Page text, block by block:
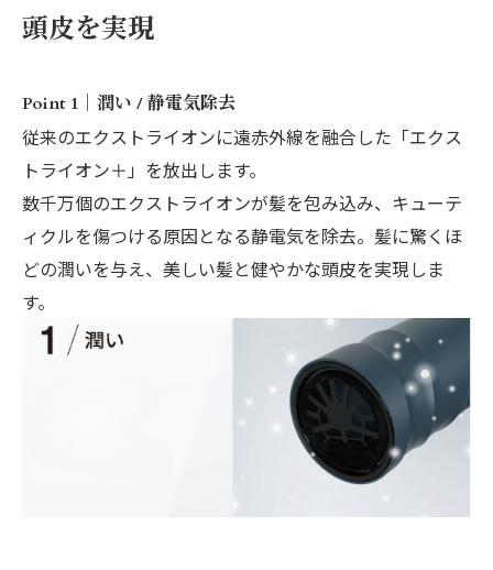
頭皮を実現
Point 1｜潤い / 静電気除去
従来のエクストライオンに遠赤外線を融合した「エクス
トライオン＋」を放出します。
数千万個のエクストライオンが髪を包み込み、キューテ
ィクルを傷つける原因となる静電気を除去。髪に驚くほ
どの潤いを与え、美しい髪と健やかな頭皮を実現しま
す。